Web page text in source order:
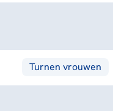
Turnen vrouwen